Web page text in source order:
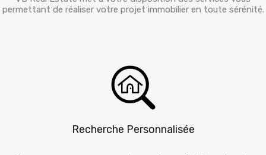
permettant de réaliser votre projet immobilier en toute sérénité.
Recherche Personnalisée